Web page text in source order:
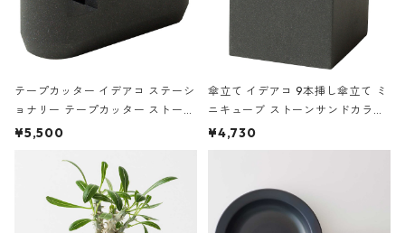
テープカッター イデアコ ステーシ
ョナリー テープカッター ストーン
サンドカラー 石調 ideaco Station
¥5,500
傘立て イデアコ 9本挿し傘立て ミ
ニキューブ ストーンサンドカラー
石調 ideaco Umbrella Stand CUB
E ストーンサンドブラック
¥4,730